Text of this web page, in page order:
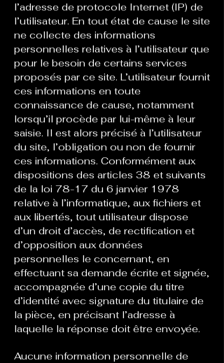
l’adresse de protocole Internet (IP) de
l’utilisateur. En tout état de cause le site
ne collecte des informations
personnelles relatives à l’utilisateur que
pour le besoin de certains services
proposés par ce site. L’utilisateur fournit
ces informations en toute
connaissance de cause, notamment
lorsqu’il procède par lui-même à leur
saisie. Il est alors précisé à l’utilisateur
du site, l’obligation ou non de fournir
ces informations. Conformément aux
dispositions des articles 38 et suivants
de la loi 78-17 du 6 janvier 1978
relative à l’informatique, aux fichiers et
aux libertés, tout utilisateur dispose
d’un droit d’accès, de rectification et
d’opposition aux données
personnelles le concernant, en
effectuant sa demande écrite et signée,
accompagnée d’une copie du titre
d’identité avec signature du titulaire de
la pièce, en précisant l’adresse à
laquelle la réponse doit être envoyée.
Aucune information personnelle de